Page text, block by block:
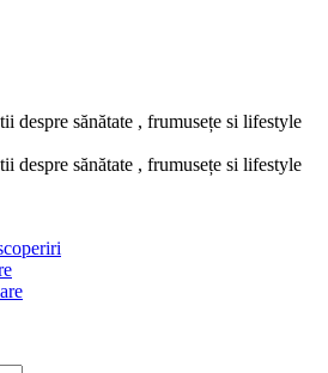
despre sănătate , frumusețe si lifestyle
despre sănătate , frumusețe si lifestyle